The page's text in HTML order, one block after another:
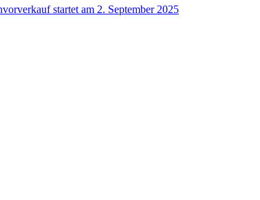
startet am 2. September 2025